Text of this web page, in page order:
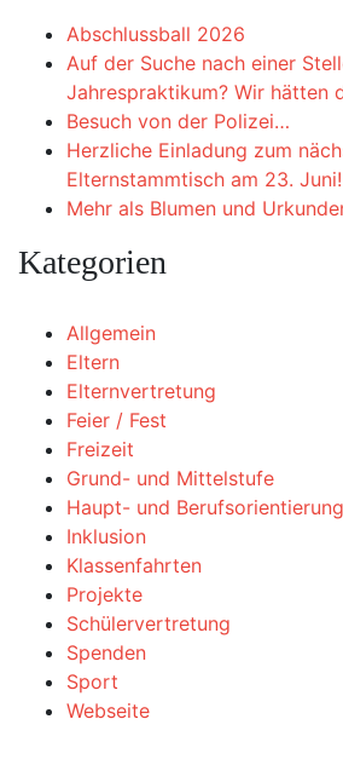
Abschlussball 2026
Auf der Suche nach einer
Jahrespraktikum? Wir hätten
Besuch von der Polizei…
Herzliche Einladung zum
Elternstammtisch am 23. Juni!
Mehr als Blumen und
Kategorien
Allgemein
Eltern
Elternvertretung
Feier / Fest
Freizeit
Grund- und Mittelstufe
Haupt- und
Inklusion
Klassenfahrten
Projekte
Schülervertretung
Spenden
Sport
Webseite